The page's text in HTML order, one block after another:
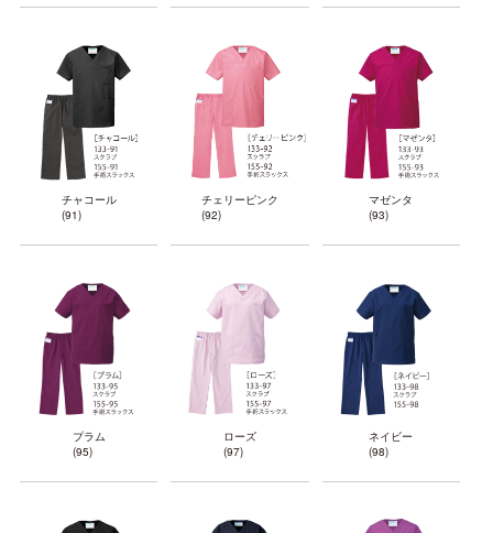
チャコール
(91)
チェリーピンク
(92)
マゼンタ
(93)
プラム
(95)
ローズ
(97)
ネイビー
(98)